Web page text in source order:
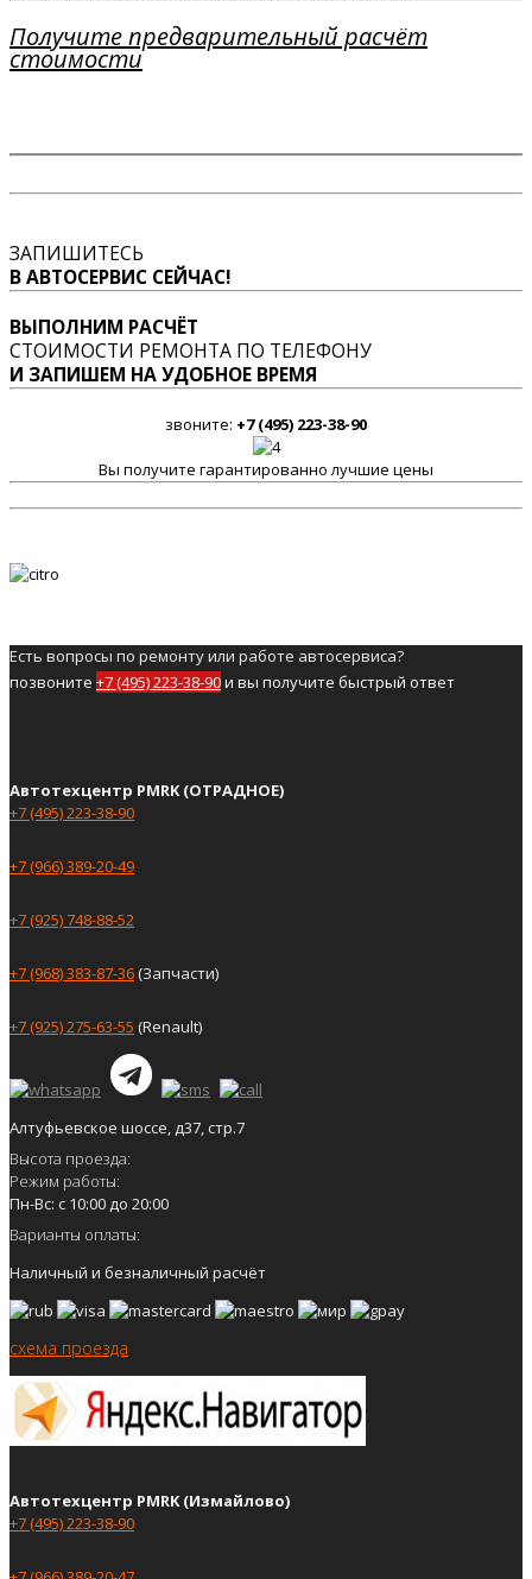
Получите предварительный расчёт
стоимости
ЗАПИШИТЕСЬ
В АВТОСЕРВИС СЕЙЧАС!
ВЫПОЛНИМ РАСЧЁТ
СТОИМОСТИ РЕМОНТА ПО ТЕЛЕФОНУ
И ЗАПИШЕМ НА УДОБНОЕ ВРЕМЯ
звоните: +7 (495) 223-38-90
Вы получите гарантированно лучшие цены
Есть вопросы по ремонту или работе автосервиса?
позвоните +7 (495) 223-38-90и вы получите быстрый ответ
Автотехцентр PMRK (ОТРАДНОЕ)
+7 (495) 223-38-90
+7 (966) 389-20-49
+7 (925) 748-88-52
+7 (968) 383-87-36(Запчасти)
+7 (925) 275-63-55 (Renault)
Алтуфьевское шоссе, д37, стр.7
Высота проезда:
Режим работы:
Пн-Вс: с 10:00 до 20:00
Варианты оплаты:
Наличный и безналичный расчёт
схема проезда
Автотехцентр PMRK (Измайлово)
+7 (495) 223-38-90